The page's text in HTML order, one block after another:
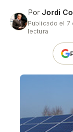
Por Jordi
Publicado el 7
lectura